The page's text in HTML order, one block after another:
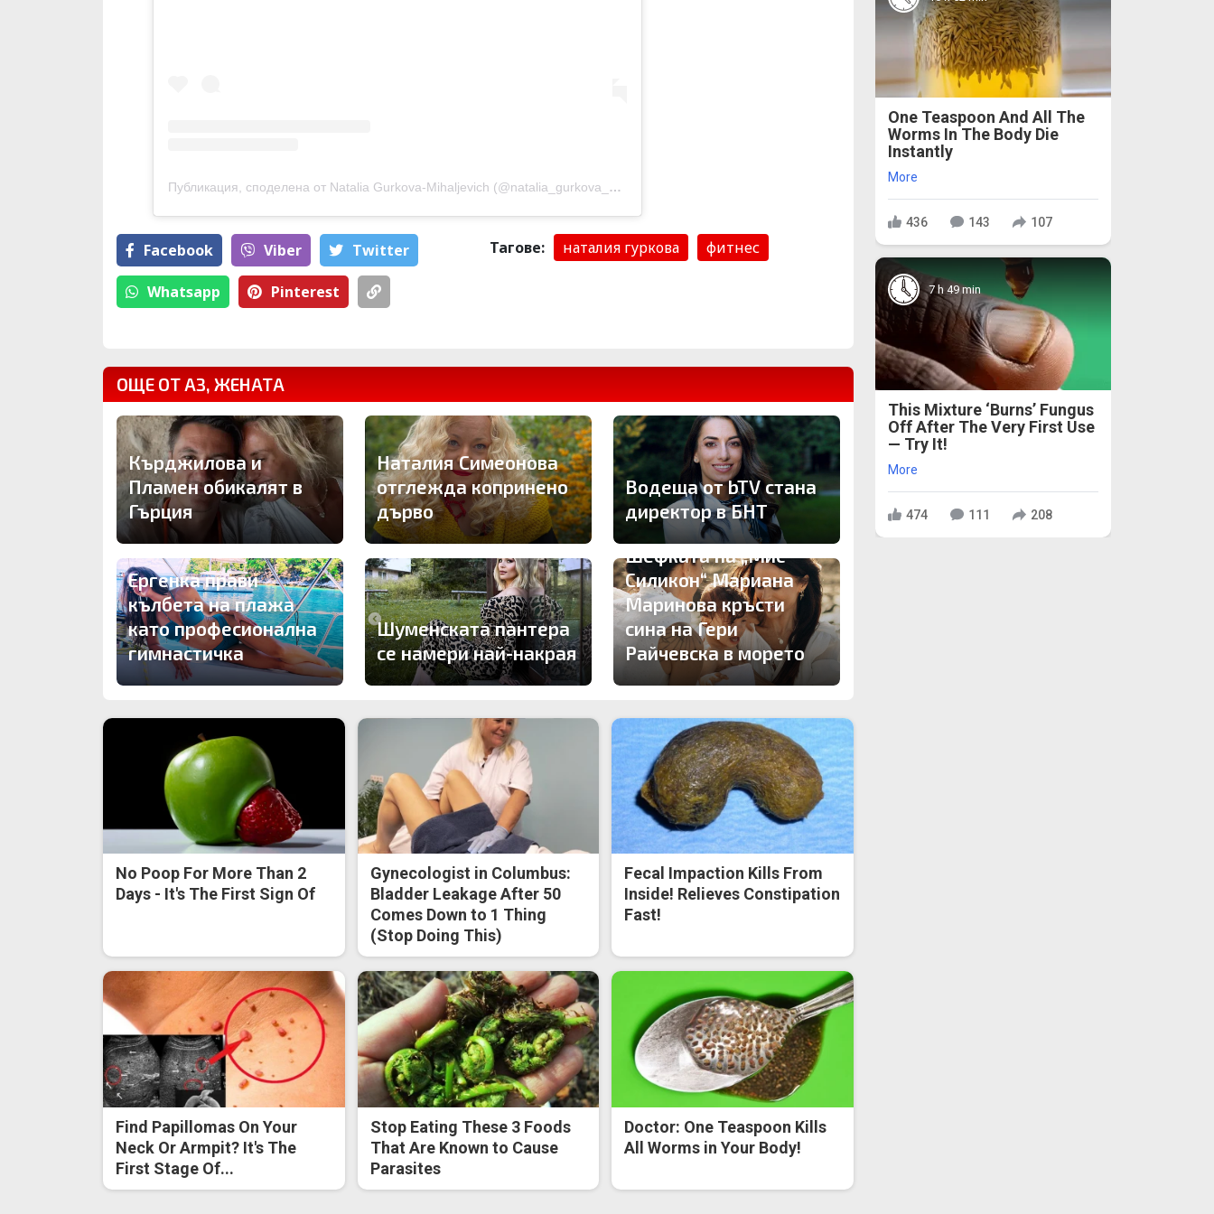
Публикация, споделена от Natalia Gurkova-Mihaljevich (@natalia_gurkova_mihaljevich)
Facebook Viber Тwitter
Whatsapp Pinterest
Тагове: наталия гуркова фитнес
ОЩЕ ОТ АЗ, ЖЕНАТА
Кърджилова и
Пламен обикалят в
Гърция
Наталия Симеонова
отглежда копринено
дърво
Водеща от bTV стана
директор в БНТ
Ергенка прави
кълбета на плажа
като професионална
гимнастичка
Шуменската пантера
се намери най-накрая
Шефката на „Мис
Силикон“ Мариана
Маринова кръсти
сина на Гери
Райчевска в морето
No Poop For More Than 2
Days - It's The First Sign Of
Gynecologist in Columbus:
Bladder Leakage After 50
Comes Down to 1 Thing
(Stop Doing This)
Fecal Impaction Kills From
Inside! Relieves Constipation
Fast!
Find Papillomas On Your
Neck Or Armpit? It's The
First Stage Of...
Stop Eating These 3 Foods
That Are Known to Cause
Parasites
Doctor: One Teaspoon Kills
All Worms in Your Body!
One Teaspoon And All The
Worms In The Body Die
Instantly
More
436 143 107
7 h 49 min
This Mixture ‘Burns’ Fungus
Off After The Very First Use
— Try It!
More
474 111 208